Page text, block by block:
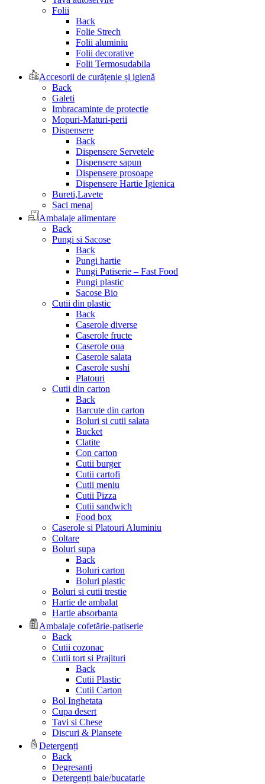
Folii
Back
Folie Strech
Folii aluminiu
Folii decorative
Folii Termosudabila
Accesorii de curățenie și igienă
Back
Galeti
Imbracaminte de protectie
Mopuri-Maturi-perii
Dispensere
Back
Dispensere Servetele
Dispensere sapun
Dispensere prosoape
Dispensere Hartie Igienica
Bureti,Lavete
Saci menaj
Ambalaje alimentare
Back
Pungi si Sacose
Back
Pungi hartie
Pungi Patiserie – Fast Food
Pungi plastic
Sacose Bio
Cutii din plastic
Back
Caserole diverse
Caserole fructe
Caserole oua
Caserole salata
Caserole sushi
Platouri
Cutii din carton
Back
Barcute din carton
Boluri si cutii salata
Bucket
Clatite
Con carton
Cutii burger
Cutii cartofi
Cutii meniu
Cutii Pizza
Cutii sandwich
Food box
Caserole si Platouri Aluminiu
Coltare
Boluri supa
Back
Boluri carton
Boluri plastic
Boluri si cutii trestie
Hartie de ambalat
Hartie absorbanta
Ambalaje cofetărie-patiserie
Back
Cutii cozonac
Cutii tort si Prajituri
Back
Cutii Plastic
Cutii Carton
Bol Inghetata
Cupa desert
Tavi si Chese
Discuri & Plansete
Detergenți
Back
Degresanti
Detergenți baie/bucatarie